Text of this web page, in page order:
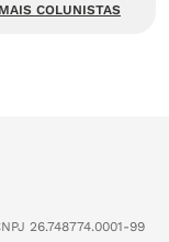
COLUNISTAS
26.748774.0001-99